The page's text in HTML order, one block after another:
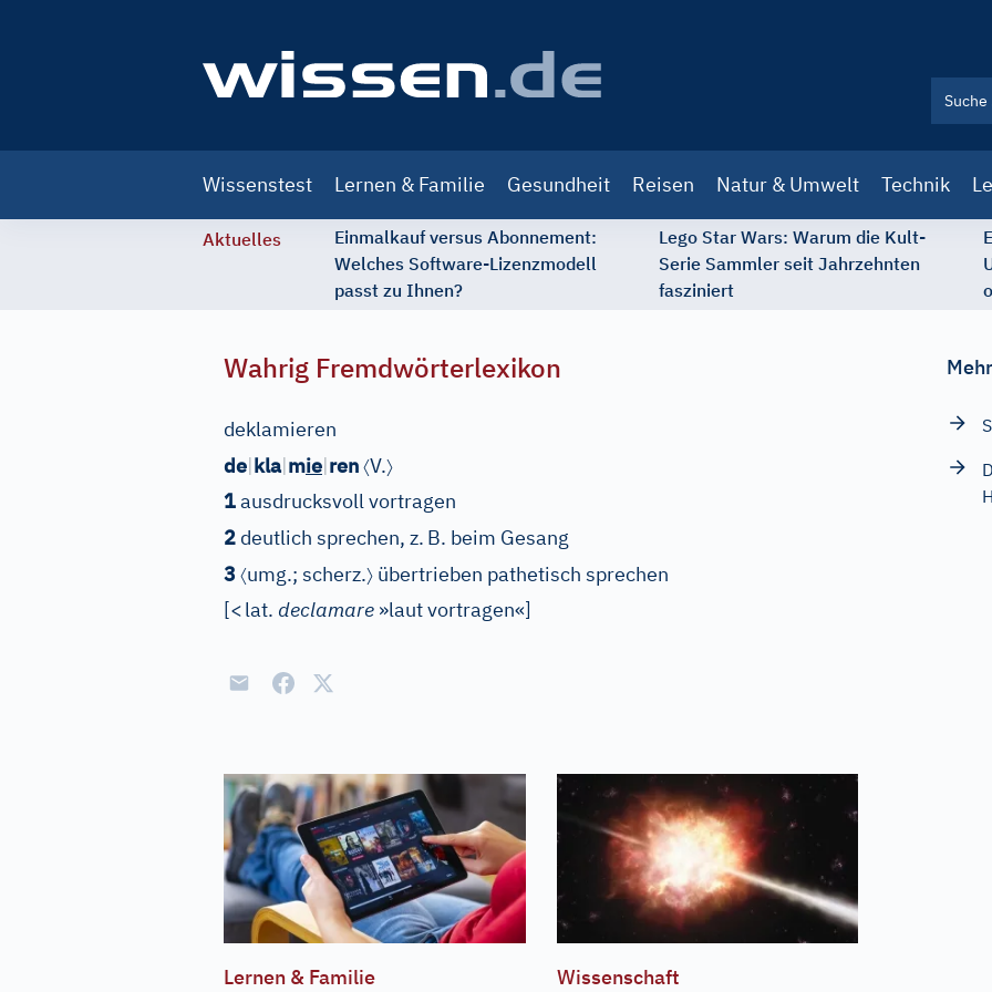
navigation
Wissenstest Lernen & Familie Gesundheit Reisen Natur & Umwelt Technik
Aktuelles
Einmalkauf versus Abonnement:
Welches Software-Lizenzmodell
passt zu Ihnen?
Lego Star Wars: Warum die Kult-
Serie Sammler seit Jahrzehnten
fasziniert
Wahrig Fremdwörterlexikon
deklamieren
de|kla|mie|ren〈V.〉
1ausdrucksvoll vortragen
2 deutlich sprechen, z. B. beim Gesang
3 〈umg.; scherz.〉 übertrieben pathetisch sprechen
[<lat. declamare »laut vortragen«]
Lernen & Familie Wissenschaft